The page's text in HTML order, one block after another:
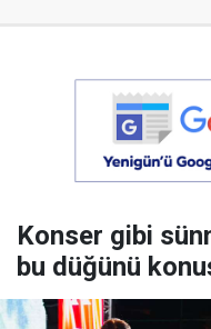
Konser gibi
bu düğünü